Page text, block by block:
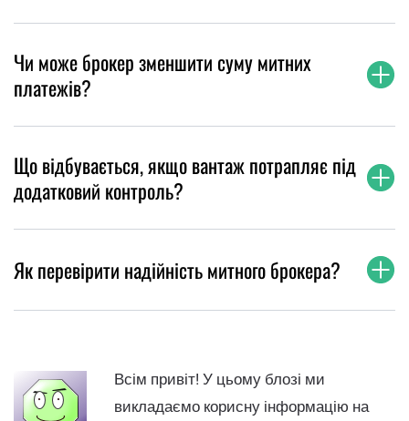
Чи може брокер зменшити суму митних
платежів?
Що відбувається, якщо вантаж потрапляє під
додатковий контроль?
Як перевірити надійність митного брокера?
Всім привіт! У цьому блозі ми
викладаємо корисну інформацію на